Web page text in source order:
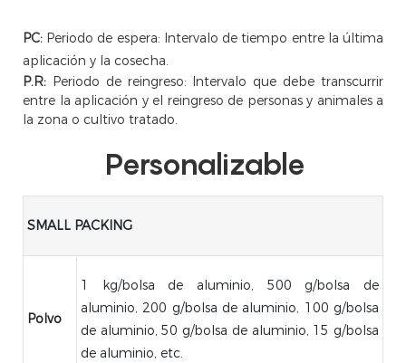
PC: Periodo de espera: Intervalo de tiempo entre la última
aplicación y la cosecha.
P.R: Periodo de reingreso: Intervalo que debe transcurrir
entre la aplicación y el reingreso de personas y animales a
la zona o cultivo tratado.
Personalizable
SMALL PACKING
Polvo
1 kg/bolsa de aluminio, 500 g/bolsa de
aluminio, 200 g/bolsa de aluminio, 100 g/bolsa
de aluminio, 50 g/bolsa de aluminio, 15 g/bolsa
de aluminio, etc.